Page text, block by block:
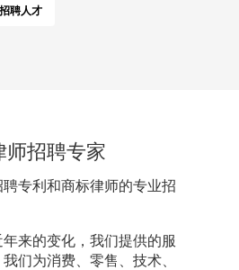
招聘人才
师招聘专家
专利和商标律师的专业招
来的变化，我们提供的服
们为消费、零售、技术、